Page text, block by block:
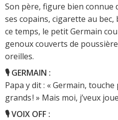
Son père, figure bien connue
ses copains, cigarette au
ce temps, le petit Germain
genoux couverts de
oreilles.
🎙️ GERMAIN :
Papa y dit : « Germain,
grands ! » Mais moi, j’veux
🎙️ VOIX OFF :